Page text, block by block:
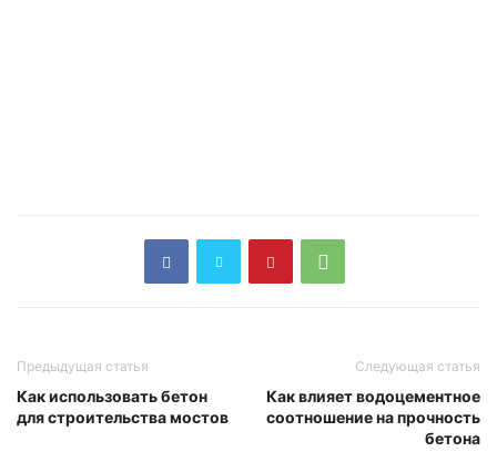
Предыдущая статья
Как использовать бетон
для строительства мостов
Следующая статья
Как влияет водоцементное
соотношение на прочность
бетона